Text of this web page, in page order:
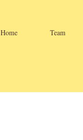
Home Team